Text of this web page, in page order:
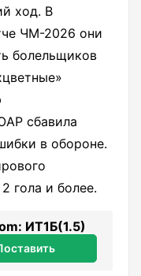
ход. В
ЧМ-2026 они
болельщиков
сбавила
в обороне.
гола и более.
ИТ1Б(1.5)